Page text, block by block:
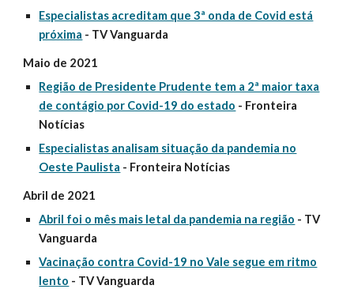
Especialistas acreditam que 3ª onda de Covid está
próxima - TV Vanguarda
Maio de 2021
Região de Presidente Prudente tem a 2ª maior taxa
de contágio por Covid-19 do estado - Fronteira
Notícias
Especialistas analisam situação da pandemia no
Oeste Paulista - Fronteira Notícias
Abril de 2021
Abril foi o mês mais letal da pandemia na região - TV
Vanguarda
Vacinação contra Covid-19 no Vale segue em ritmo
lento - TV Vanguarda